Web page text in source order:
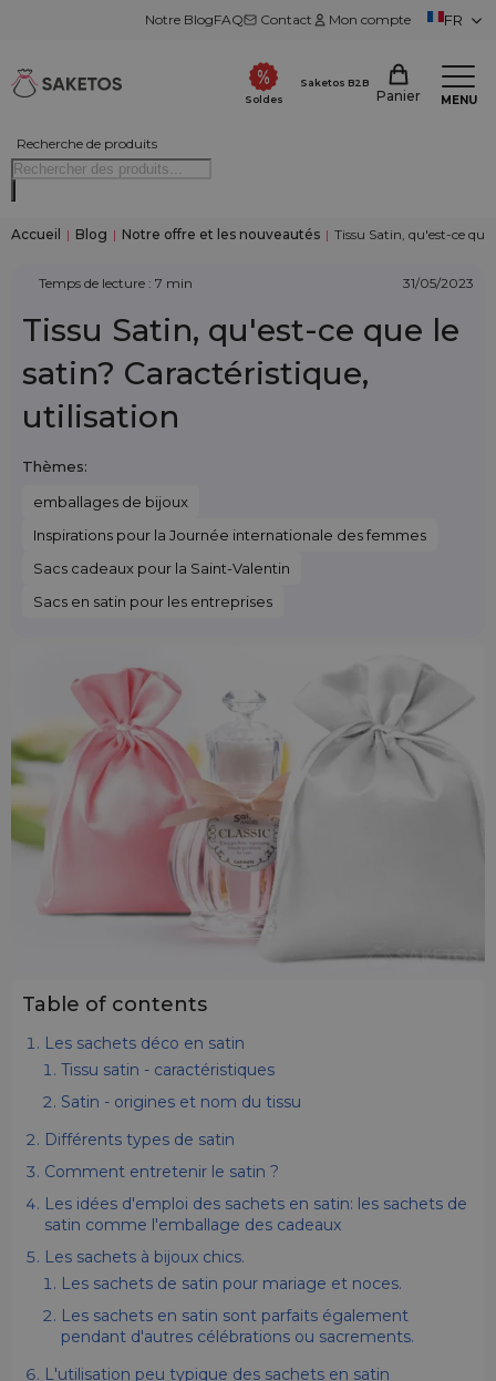
Notre BlogFAQ Contact Mon compte FR
Recherche de produits
Soldes
Saketos B2B
Panier MENU
Accueil | Blog | Notre offre et les nouveautés | Tissu Satin, qu'est-ce
Temps de lecture : 7 min 31/05/2023
Tissu Satin, qu'est-ce que le
satin? Caractéristique,
utilisation
Thèmes:
emballages de bijoux
Inspirations pour la Journée internationale des femmes
Sacs cadeaux pour la Saint-Valentin
Sacs en satin pour les entreprises
Table of contents
Les sachets déco en satin
Tissu satin - caractéristiques
Satin - origines et nom du tissu
Différents types de satin
Comment entretenir le satin ?
Les idées d'emploi des sachets en satin: les sachets de
satin comme l'emballage des cadeaux
Les sachets à bijoux chics.
Les sachets de satin pour mariage et noces.
Les sachets en satin sont parfaits également
pendant d'autres célébrations ou sacrements.
L'utilisation peu typique des sachets en satin